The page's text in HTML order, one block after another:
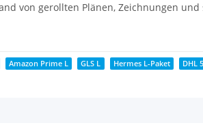
von gerollten Plänen, Zeichnungen
Amazon Prime L GLS L Hermes L-Paket DHL